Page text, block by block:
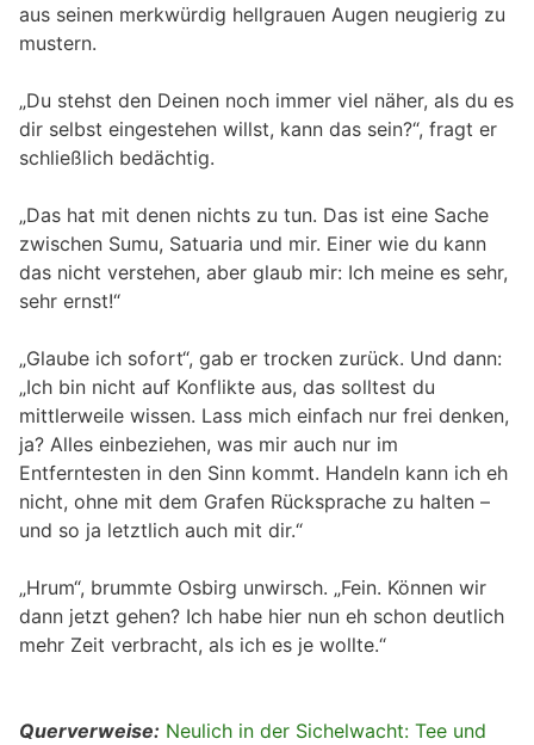
aus seinen merkwürdig hellgrauen Augen neugierig zu
mustern.
„Du stehst den Deinen noch immer viel näher, als du es
dir selbst eingestehen willst, kann das sein?“, fragt er
schließlich bedächtig.
„Das hat mit denen nichts zu tun. Das ist eine Sache
zwischen Sumu, Satuaria und mir. Einer wie du kann
das nicht verstehen, aber glaub mir: Ich meine es sehr,
sehr ernst!“
„Glaube ich sofort“, gab er trocken zurück. Und dann:
„Ich bin nicht auf Konflikte aus, das solltest du
mittlerweile wissen. Lass mich einfach nur frei denken,
ja? Alles einbeziehen, was mir auch nur im
Entferntesten in den Sinn kommt. Handeln kann ich eh
nicht, ohne mit dem Grafen Rücksprache zu halten –
und so ja letztlich auch mit dir.“
„Hrum“, brummte Osbirg unwirsch. „Fein. Können wir
dann jetzt gehen? Ich habe hier nun eh schon deutlich
mehr Zeit verbracht, als ich es je wollte.“
Querverweise: Neulich in der Sichelwacht: Tee und